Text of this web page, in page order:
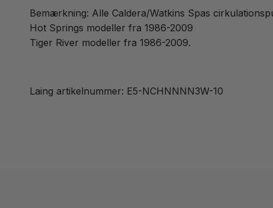
Bemærkning: Alle Caldera/Watkins Spas
Hot Springs modeller fra 1986-2009
Tiger River modeller fra 1986-2009.
Laing artikelnummer: E5-NCHNNNN3W-10